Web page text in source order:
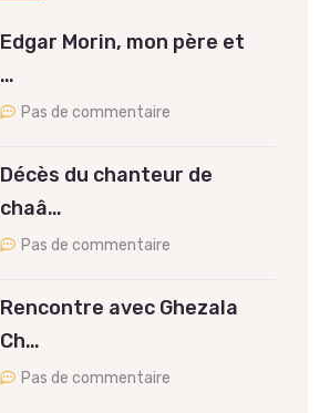
Edgar Morin, mon père et
…
Pas de commentaire
Décès du chanteur de
chaâ…
Pas de commentaire
Rencontre avec Ghezala
Ch…
Pas de commentaire